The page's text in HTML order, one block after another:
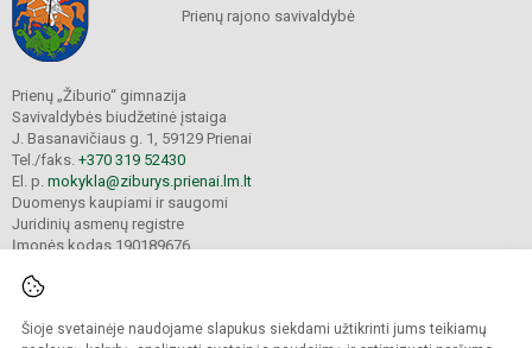
Šioje svetainėje naudojame slapukus siekdami užtikrinti jums teikiamų
Prienų rajono savivaldybė
Prienų „Žiburio“ gimnazija
Savivaldybės biudžetinė įstaiga
J. Basanavičiaus g. 1, 59129 Prienai
Tel./faks. +370 319 52430
El. p. mokykla@ziburys.prienai.lm.lt
Duomenys kaupiami ir saugomi
Juridinių asmenų registre
Įmonės kodas 190189676
© 2023 Prienų "Žiburio" gimnazija. Visos teisės saugomos.